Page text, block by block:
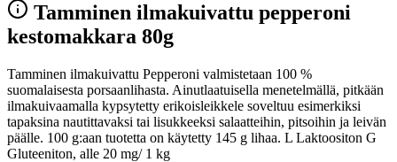
Tamminen ilmakuivattu pepperoni
kestomakkara 80g
Tamminen ilmakuivattu Pepperoni valmistetaan 100 %
suomalaisesta porsaanlihasta. Ainutlaatuisella menetelmällä, pitkään
ilmakuivaamalla kypsytetty erikoisleikkele soveltuu esimerkiksi
tapaksina nautittavaksi tai lisukkeeksi salaatteihin, pitsoihin ja leivän
päälle. 100 g:aan tuotetta on käytetty 145 g lihaa. L Laktoositon G
Gluteeniton, alle 20 mg/ 1 kg